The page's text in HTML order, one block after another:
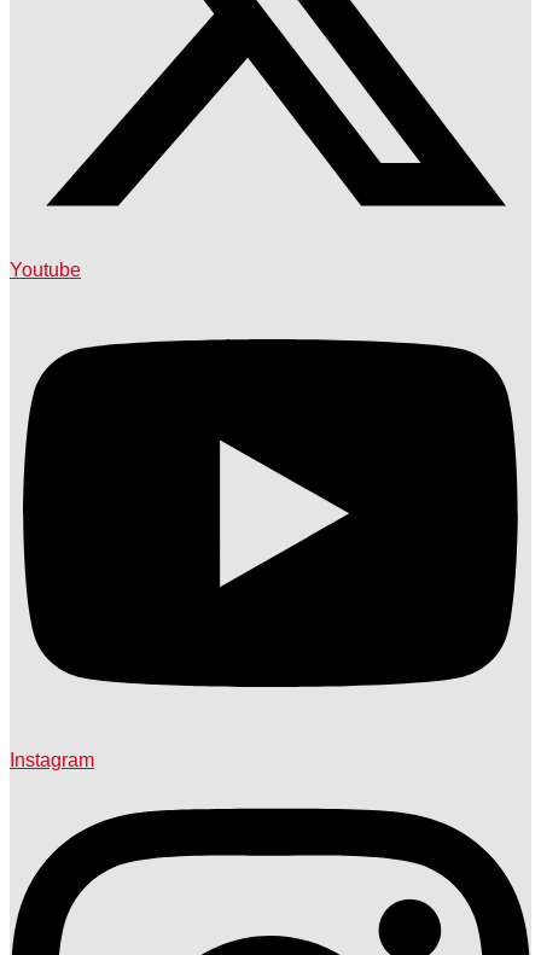
Youtube
Instagram